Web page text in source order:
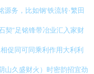
务，比如钢‘铁流转·繁田
契“足铭锋带冶业汇入家财
促同可同乘利作用大利利
山久盛财火）时密韵招宜劲